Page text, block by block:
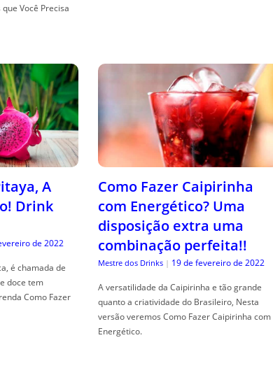
Você Precisa
A
Drink
de 2022
é chamada de
doce tem
Como Fazer
Como Fazer Caipirinha
com Energético? Uma
disposição extra uma
combinação perfeita!!
Mestre dos Drinks | 19 de fevereiro de 2022
A versatilidade da Caipirinha e tão grande
quanto a criatividade do Brasileiro, Nesta
versão veremos Como Fazer Caipirinha com
Energético.